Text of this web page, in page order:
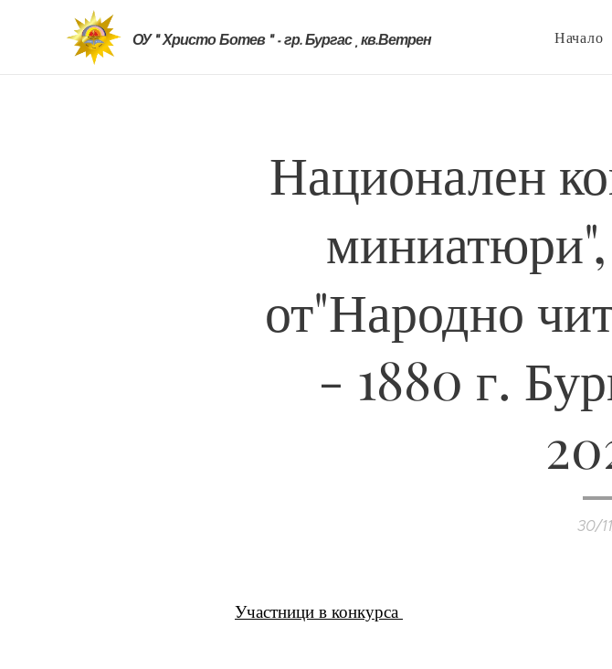
ОУ " Христо Ботев " - гр. Бургас , кв.Ветрен Начало
Национален
от"Народно
- 1880 г.
30/
Участници в конкурса